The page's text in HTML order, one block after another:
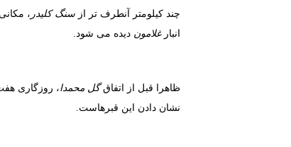
چند کیلومتر آنطرف تر از سنگ کلیدر ،
انبارغلامون دیده می شود.
ظاهرا قبل از اتفاقگل محمدا، روزگاری
نشان دادن این قبرهاست.